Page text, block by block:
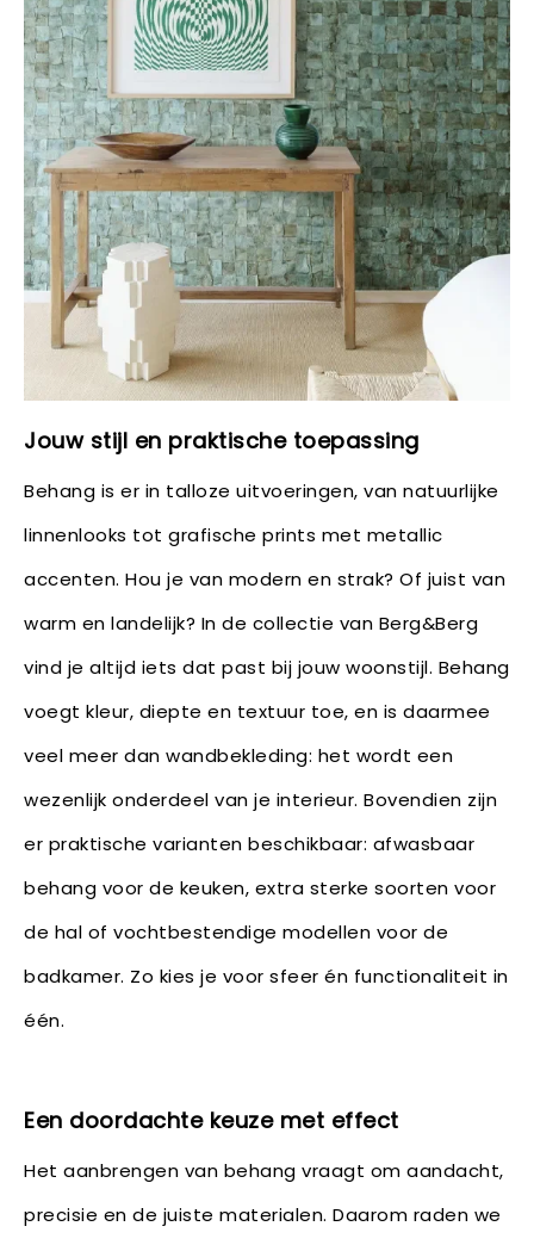
Jouw stijl en praktische toepassing
Behang is er in talloze uitvoeringen, van natuurlijke
linnenlooks tot grafische prints met metallic
accenten. Hou je van modern en strak? Of juist van
warm en landelijk? In de collectie van Berg&Berg
vind je altijd iets dat past bij jouw woonstijl. Behang
voegt kleur, diepte en textuur toe, en is daarmee
veel meer dan wandbekleding: het wordt een
wezenlijk onderdeel van je interieur. Bovendien zijn
er praktische varianten beschikbaar: afwasbaar
behang voor de keuken, extra sterke soorten voor
de hal of vochtbestendige modellen voor de
badkamer. Zo kies je voor sfeer én functionaliteit in
één.
Een doordachte keuze met effect
Het aanbrengen van behang vraagt om aandacht,
precisie en de juiste materialen. Daarom raden we